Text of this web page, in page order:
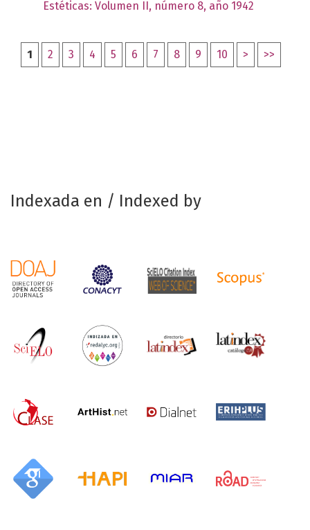
Estéticas: Volumen II, número 8, año 1942
1 2 3 4 5 6 7 8 9 10 > >>
Indexada en / Indexed by